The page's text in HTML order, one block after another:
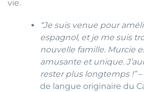
vie.
“Je suis venue pour
espagnol, et je me suis
nouvelle famille. Murcie
amusante et unique.
rester plus longtemps !”
de langue originaire du